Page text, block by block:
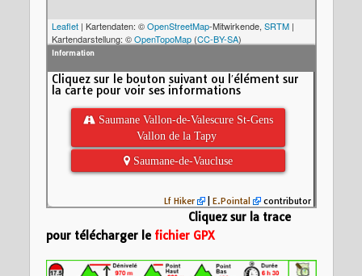
Leaflet| Kartendaten: ©OpenStreetMap-Mitwirkende, SRTM|
Kartendarstellung: ©OpenTopoMap(CC-BY-SA)
 Saumane Vallon-de-Valescure St-Gens
Vallon de la Tapy
 Saumane-de-Vaucluse
Information
Cliquez sur le bouton suivant ou l′élément sur
la carte pour voir ses informations
Lf Hiker | E.Pointal contributor
Cliquez sur la trace
pour télécharger le fichier GPX